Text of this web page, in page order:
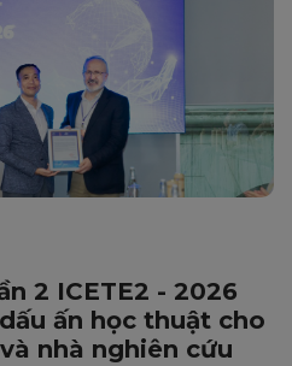
2 ICETE2 - 2026
ấn học thuật cho
nhà nghiên cứu